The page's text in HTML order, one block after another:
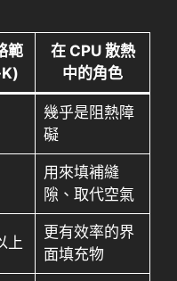
範
在 CPU 散熱
中的角色
幾乎是阻熱障
礙
用來填補縫
隙、取代空氣
上
更有效率的界
面填充物